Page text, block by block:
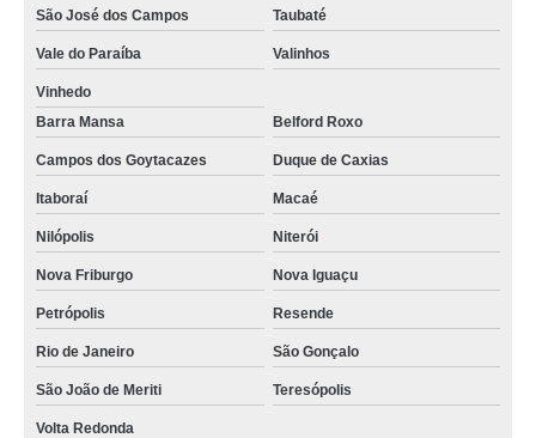
São José dos Campos Taubaté
Vale do Paraíba Valinhos
Vinhedo
Barra Mansa
Belford Roxo
Campos dos Goytacazes Duque de Caxias
Itaboraí Macaé
Nilópolis Niterói
Nova Friburgo Nova Iguaçu
Petrópolis Resende
Rio de Janeiro São Gonçalo
São João de Meriti Teresópolis
Volta Redonda